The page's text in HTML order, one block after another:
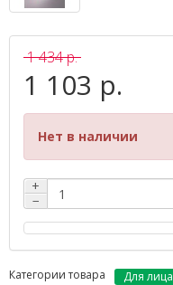
1 434 р.
1 103 р.
Нет в наличии
+
−
Категории товара Для лица